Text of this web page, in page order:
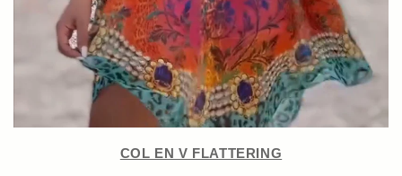
COL EN V FLATTERING